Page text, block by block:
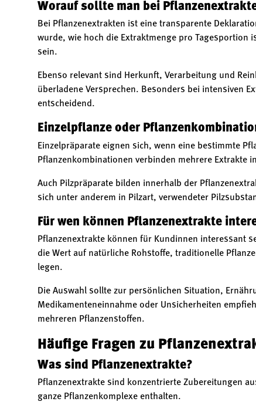
Worauf sollte man bei
Bei Pflanzenextrakten ist eine transparente
wurde, wie hoch die Extraktmenge pro Tagesportion
sein.
Ebenso relevant sind Herkunft, Verarbeitung und
überladene Versprechen. Besonders bei intensiven
entscheidend.
Einzelpflanze oder
Einzelpräparate eignen sich, wenn eine bestimmte
Pflanzenkombinationen verbinden mehrere Extrakte
Auch Pilzpräparate bilden innerhalb der
sich unter anderem in Pilzart, verwendeter
Für wen können Pflanzenextrakte
Pflanzenextrakte können für Kundinnen interessant
die Wert auf natürliche Rohstoffe, traditionelle
legen.
Die Auswahl sollte zur persönlichen Situation,
Medikamenteneinnahme oder Unsicherheiten
mehreren Pflanzenstoffen.
Häufige Fragen zu
Was sind Pflanzenextrakte?
Pflanzenextrakte sind konzentrierte Zubereitungen
ganze Pflanzenkomplexe enthalten.